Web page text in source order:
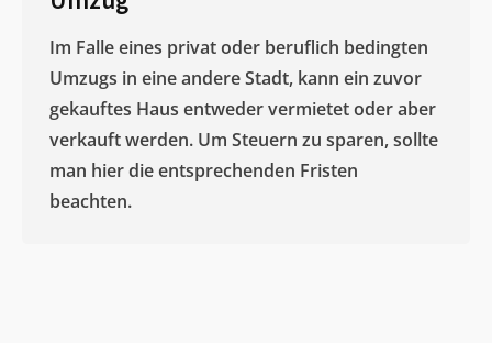
Im Falle eines privat oder beruflich bedingten
Umzugs in eine andere Stadt, kann ein zuvor
gekauftes Haus entweder vermietet oder aber
verkauft werden. Um Steuern zu sparen, sollte
man hier die entsprechenden Fristen
beachten.